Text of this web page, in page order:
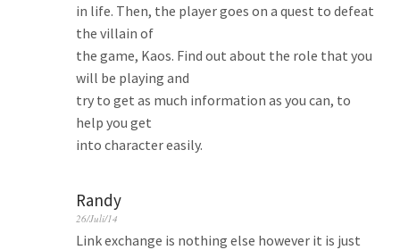
in life. Then, the player goes on a quest to defeat
the villain of
the game, Kaos. Find out about the role that you
will be playing and
try to get as much information as you can, to
help you get
into character easily.
Randy
26/Juli/14
Link exchange is nothing else however it is just